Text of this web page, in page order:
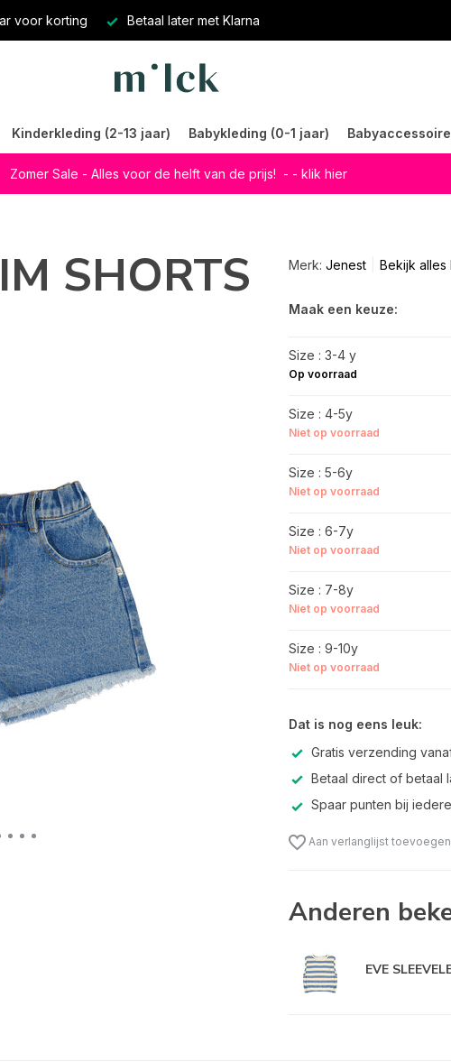
voor korting Betaal later met Klarna
Kinderkleding (2-13 jaar) Babykleding (0-1 jaar)
Zomer Sale - Alles voor de helft van de prijs! - - klik hier
SHORTS
Merk: Jenest Bekijk alles
Maak een keuze:
Size : 3-4 y
Op voorraad
Size : 4-5y
Niet op voorraad
Size : 5-6y
Niet op voorraad
Size : 6-7y
Niet op voorraad
Size : 7-8y
Niet op voorraad
Size : 9-10y
Niet op voorraad
Dat is nog eens leuk:
Gratis verzending
Betaal direct of betaal
Spaar punten bij
Aan verlanglijst toevoegen
Anderen
EVE